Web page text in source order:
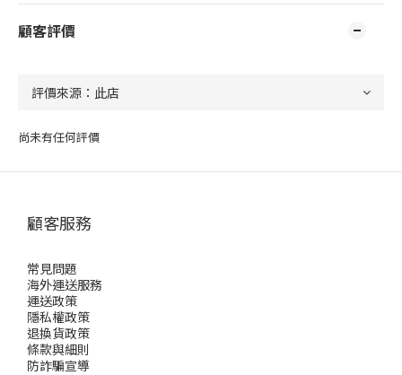
顧客評價
尚未有任何評價
顧客服務
常見問題
海外運送服務
運送政策
隱私權政策
退換貨政策
條款與細則
防詐騙宣導